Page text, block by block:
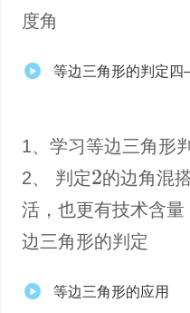
度角
等边三角形的判定
1、学习等边三角形
2、 判定2 的边角混
活，也更有技术含
边三角形的判定
等边三角形的应用